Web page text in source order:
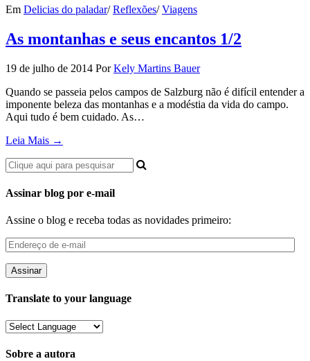
Em Delicias do paladar/ Reflexões/ Viagens
As montanhas e seus encantos 1/2
19 de julho de 2014 Por Kely Martins Bauer
Quando se passeia pelos campos de Salzburg não é difícil entender a
imponente beleza das montanhas e a modéstia da vida do campo.
Aqui tudo é bem cuidado. As…
Leia Mais →
Assinar blog por e-mail
Assine o blog e receba todas as novidades primeiro:
Endereço
de
e-
mail
Translate to your language
Sobre a autora